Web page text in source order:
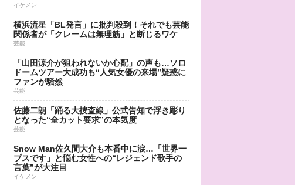
イケメン
横浜流星「BL発言」に批判殺到！それでも芸能
関係者が「クレームは無理筋」と断じるワケ
芸能
「山田涼介が狙われないか心配」の声も…ソロ
ドームツアー大成功も“人気女優の来場”疑惑に
ファンが騒然
芸能
佐藤二朗「踊る大捜査線」公式告知で浮き彫り
となった“全カット要求”の本気度
芸能
Snow Man佐久間大介も本番中に涙…「世界一
ブスです」と悩む女性への“レジェンド歌手の
言葉”が大注目
イケメン